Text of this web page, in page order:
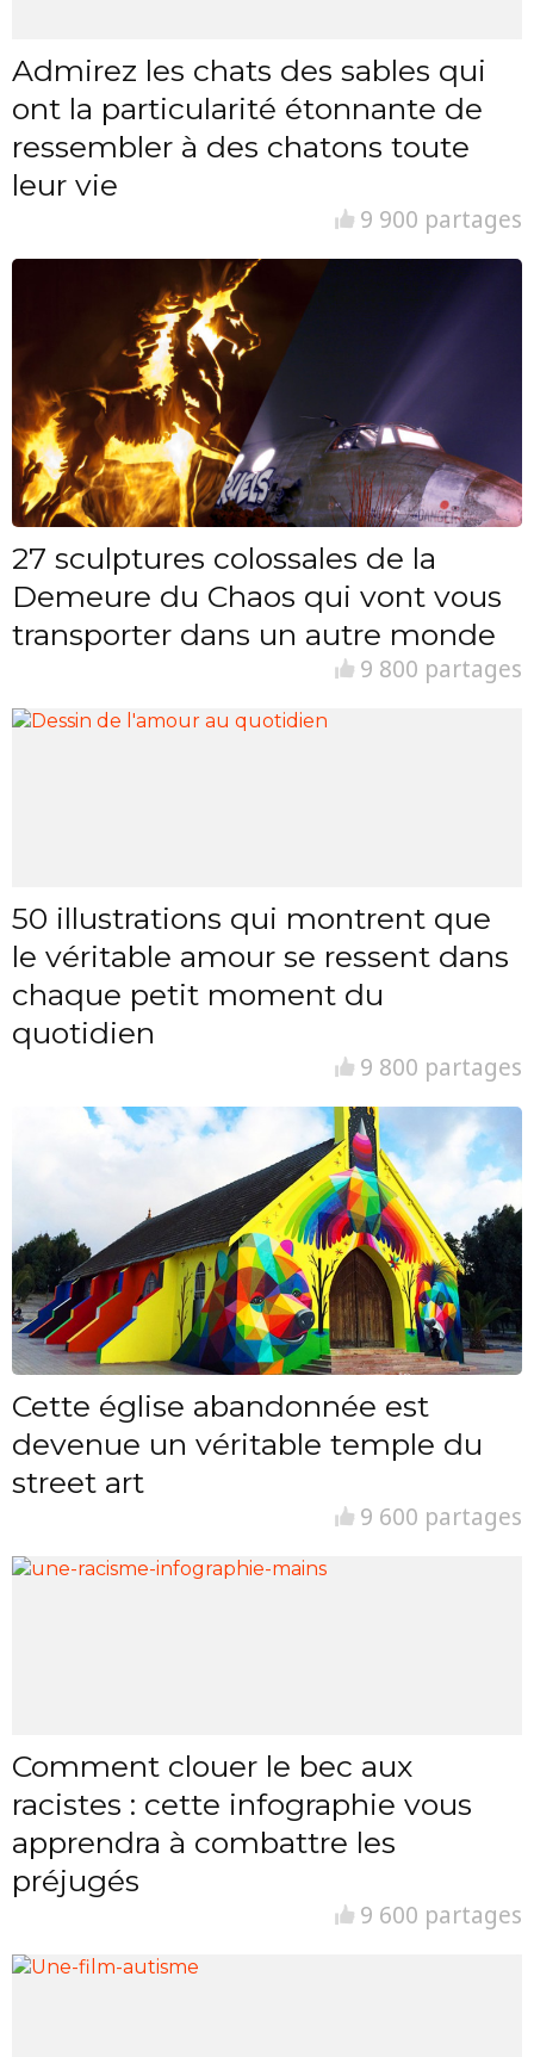
Admirez les chats des sables qui
ont la particularité étonnante de
ressembler à des chatons toute
leur vie
9 900 partages
27 sculptures colossales de la
Demeure du Chaos qui vont vous
transporter dans un autre monde
9 800 partages
50 illustrations qui montrent que
le véritable amour se ressent dans
chaque petit moment du
quotidien
9 800 partages
Cette église abandonnée est
devenue un véritable temple du
street art
9 600 partages
Comment clouer le bec aux
racistes : cette infographie vous
apprendra à combattre les
préjugés
9 600 partages